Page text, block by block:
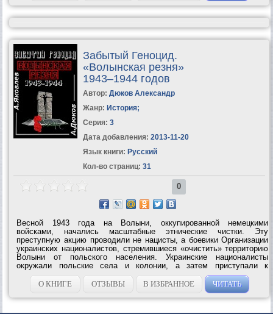
Забытый Геноцид.
«Волынская резня»
1943–1944 годов
Автор: Дюков Александр
Жанр: История;
Серия: 3
Дата добавления: 2013-11-20
Язык книги: Русский
Кол-во страниц: 31
0
Весной 1943 года на Волыни, оккупированной немецкими
войсками, начались масштабные этнические чистки. Эту
преступную акцию проводили не нацисты, а боевики Организации
украинских националистов, стремившиеся «очистить» территорию
Волыни от польского населения. Украинские националисты
окружали польские села и колонии, а затем приступали к
убийствам. Убивали всех — женщин, стариков, детей, грудных
младенцев. Жертв расстреливали,...
О КНИГЕ ОТЗЫВЫ В ИЗБРАННОЕ ЧИТАТЬ